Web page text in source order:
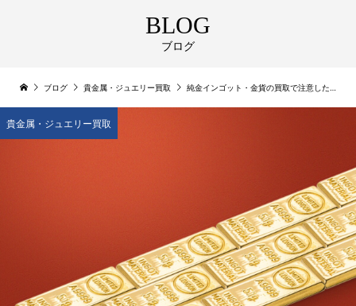
BLOG
ブログ
ブログ 貴金属・ジュエリー買取 純金インゴット・金貨の買取で注意したい5つのポイント
貴金属・ジュエリー買取